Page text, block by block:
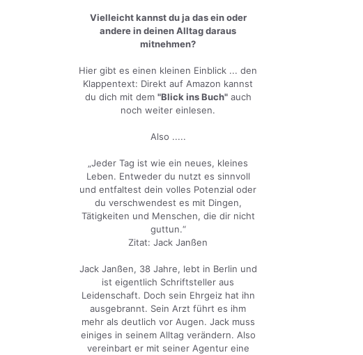
Vielleicht kannst du ja das ein oder
andere in deinen Alltag daraus
mitnehmen?
Hier gibt es einen kleinen Einblick ... den
Klappentext: Direkt auf Amazon kannst
du dich mit dem "Blick ins Buch"auch
noch weiter einlesen.
Also .....
„Jeder Tag ist wie ein neues, kleines
Leben. Entweder du nutzt es sinnvoll
und entfaltest dein volles Potenzial oder
du verschwendest es mit Dingen,
Tätigkeiten und Menschen, die dir nicht
guttun.“
Zitat: Jack Janßen
Jack Janßen, 38 Jahre, lebt in Berlin und
ist eigentlich Schriftsteller aus
Leidenschaft. Doch sein Ehrgeiz hat ihn
ausgebrannt. Sein Arzt führt es ihm
mehr als deutlich vor Augen. Jack muss
einiges in seinem Alltag verändern. Also
vereinbart er mit seiner Agentur eine